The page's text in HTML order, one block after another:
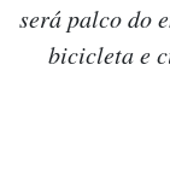
será palco do
bicicleta e